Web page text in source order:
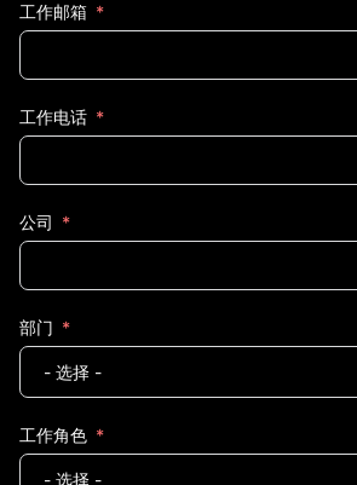
工作邮箱
工作电话
公司
部门
工作角色